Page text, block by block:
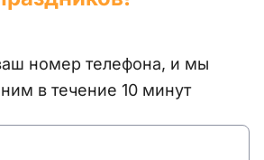
в течение 10 минут